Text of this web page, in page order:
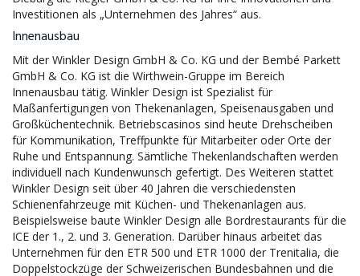
Investitionen als „Unternehmen des Jahres“ aus.
Innenausbau
Mit der Winkler Design GmbH & Co. KG und der Bembé Parkett
GmbH & Co. KG ist die Wirthwein-Gruppe im Bereich
Innenausbau tätig. Winkler Design ist Spezialist für
Maßanfertigungen von Thekenanlagen, Speisenausgaben und
Großküchentechnik. Betriebscasinos sind heute Drehscheiben
für Kommunikation, Treffpunkte für Mitarbeiter oder Orte der
Ruhe und Entspannung. Sämtliche Thekenlandschaften werden
individuell nach Kundenwunsch gefertigt. Des Weiteren stattet
Winkler Design seit über 40 Jahren die verschiedensten
Schienenfahrzeuge mit Küchen- und Thekenanlagen aus.
Beispielsweise baute Winkler Design alle Bordrestaurants für die
ICE der 1., 2. und 3. Generation. Darüber hinaus arbeitet das
Unternehmen für den ETR 500 und ETR 1000 der Trenitalia, die
Doppelstockzüge der Schweizerischen Bundesbahnen und die